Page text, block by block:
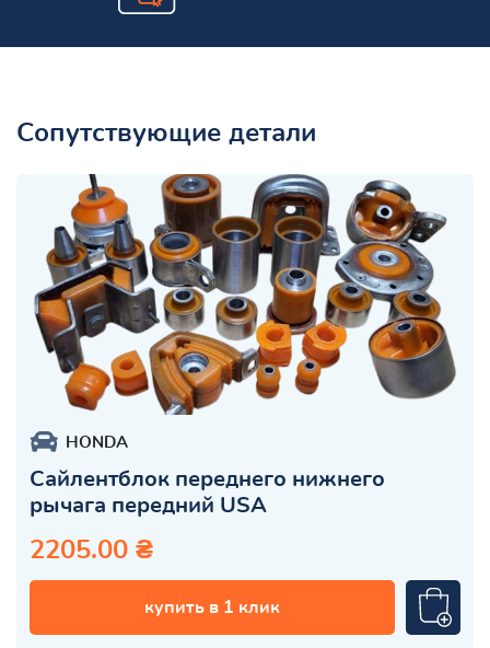
Сопутствующие детали
HONDA
Сайлентблок переднего нижнего
рычага передний USA
2205.00 ₴
купить в 1 клик